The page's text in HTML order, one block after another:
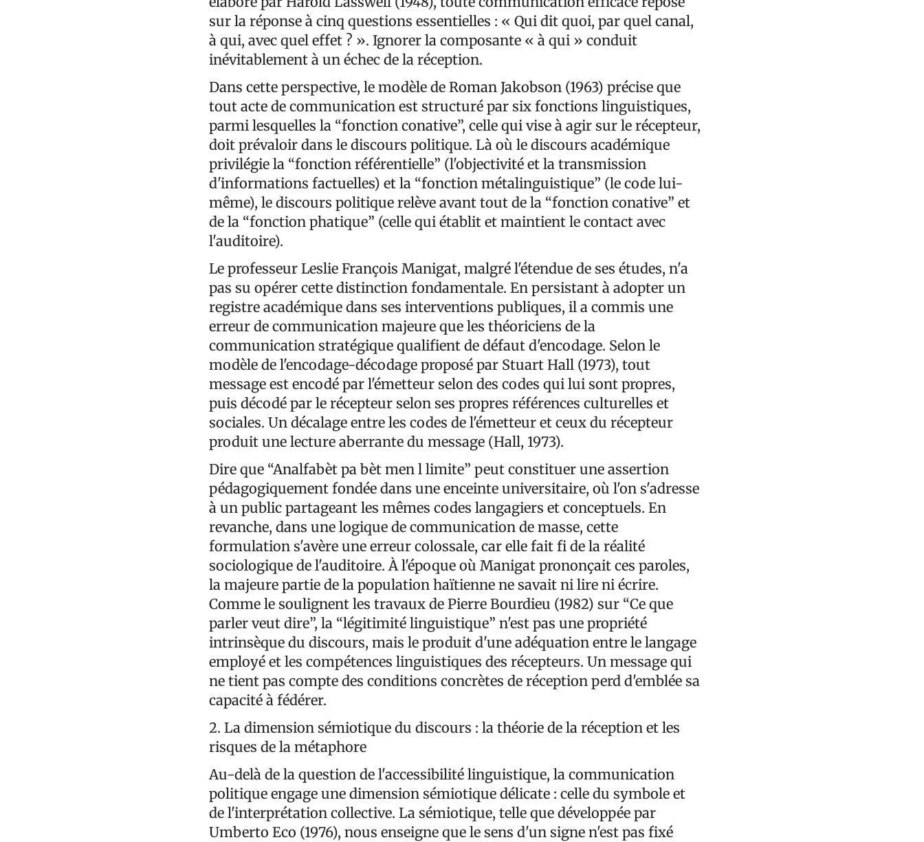
sur la réponse à cinq questions essentielles : « Qui dit quoi, par quel canal,
à qui, avec quel effet ? ». Ignorer la composante « à qui » conduit
inévitablement à un échec de la réception.
Dans cette perspective, le modèle de Roman Jakobson (1963) précise que
tout acte de communication est structuré par six fonctions linguistiques,
parmi lesquelles la “fonction conative”, celle qui vise à agir sur le récepteur,
doit prévaloir dans le discours politique. Là où le discours académique
privilégie la “fonction référentielle” (l'objectivité et la transmission
d'informations factuelles) et la “fonction métalinguistique” (le code lui-
même), le discours politique relève avant tout de la “fonction conative” et
de la “fonction phatique” (celle qui établit et maintient le contact avec
l'auditoire).
Le professeur Leslie François Manigat, malgré l'étendue de ses études, n'a
pas su opérer cette distinction fondamentale. En persistant à adopter un
registre académique dans ses interventions publiques, il a commis une
erreur de communication majeure que les théoriciens de la
communication stratégique qualifient de défaut d'encodage. Selon le
modèle de l'encodage-décodage proposé par Stuart Hall (1973), tout
message est encodé par l'émetteur selon des codes qui lui sont propres,
puis décodé par le récepteur selon ses propres références culturelles et
sociales. Un décalage entre les codes de l'émetteur et ceux du récepteur
produit une lecture aberrante du message (Hall, 1973).
Dire que “Analfabèt pa bèt men l limite” peut constituer une assertion
pédagogiquement fondée dans une enceinte universitaire, où l'on s'adresse
à un public partageant les mêmes codes langagiers et conceptuels. En
revanche, dans une logique de communication de masse, cette
formulation s'avère une erreur colossale, car elle fait fi de la réalité
sociologique de l'auditoire. À l'époque où Manigat prononçait ces paroles,
la majeure partie de la population haïtienne ne savait ni lire ni écrire.
Comme le soulignent les travaux de Pierre Bourdieu (1982) sur “Ce que
parler veut dire”, la “légitimité linguistique” n'est pas une propriété
intrinsèque du discours, mais le produit d'une adéquation entre le langage
employé et les compétences linguistiques des récepteurs. Un message qui
ne tient pas compte des conditions concrètes de réception perd d'emblée sa
capacité à fédérer.
2. La dimension sémiotique du discours : la théorie de la réception et les
risques de la métaphore
Au-delà de la question de l'accessibilité linguistique, la communication
politique engage une dimension sémiotique délicate : celle du symbole et
de l'interprétation collective. La sémiotique, telle que développée par
Umberto Eco (1976), nous enseigne que le sens d'un signe n'est pas fixé